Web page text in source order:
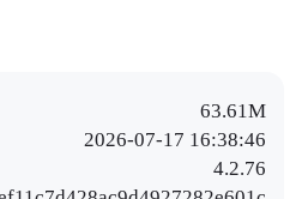
63.61M
2026-07-17 16:38:46
4.2.76